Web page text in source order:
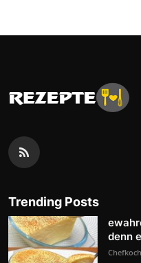
Trending Posts
denn
Chefkoch